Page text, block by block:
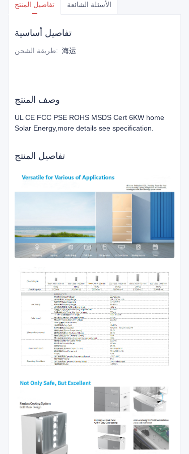
تفاصيل المنتج الأسئلة الشائعة
تفاصيل أساسية
طريقة الشحن: 海运
وصف المنتج
UL CE FCC PSE ROHS MSDS Cert 6KW home
Solar Energy,more details see specification.
تفاصيل المنتج